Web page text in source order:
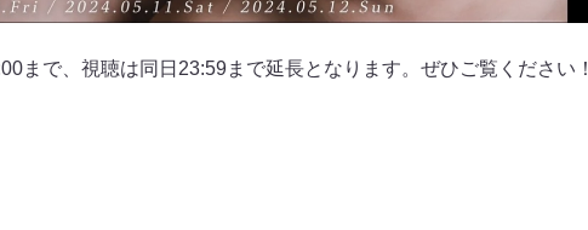
まで、視聴は同日23:59まで延長となります。ぜひご覧ください！